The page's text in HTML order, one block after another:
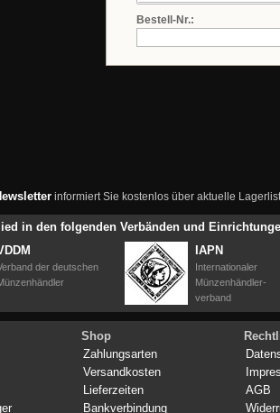
Bestell-Nr.:
informiert Sie kostenlos über aktuelle
in den folgenden Verbänden und
der deutschen
IAPN
Internationaler
Münzenhändler-
verband
Shop
Zahlungsarten
Versandkosten
Lieferzeiten
Bankverbindung
AGB